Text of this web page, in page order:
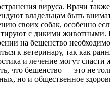
вируса. Врачи также
владельцам быть
своих собак, особенно
с дикими животными.
на бешенство
к ветеринару, так как
и лечение могут
что бешенство — это не
но и общественное